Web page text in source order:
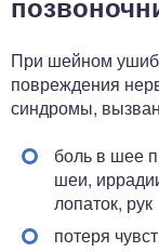
При шейном
повреждения
синдромы,
боль в шее
шеи,
лопаток, рук
потеря